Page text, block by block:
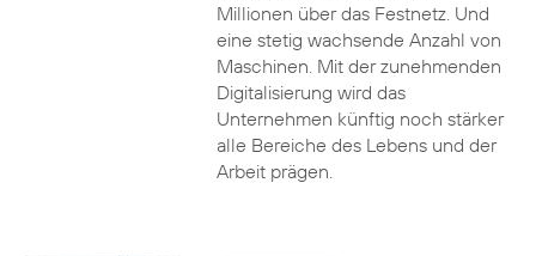
Millionen über das Festnetz. Und
eine stetig wachsende Anzahl von
Maschinen. Mit der zunehmenden
Digitalisierung wird das
Unternehmen künftig noch stärker
alle Bereiche des Lebens und der
Arbeit prägen.